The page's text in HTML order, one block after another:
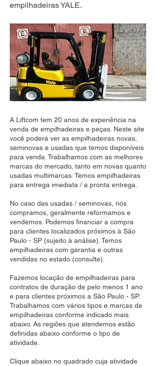
empilhadeiras YALE.
A Liftcom tem 20 anos de experiência na
venda de empilhadeiras e peças. Neste site
você poderá ver as empilhadeiras novas,
seminovas e usadas que temos disponíveis
para venda. Trabalhamos com as melhores
marcas do mercado, tanto em novas quanto
usadas multimarcas. Temos empilhadeiras
para entrega imediata / a pronta entrega.
No caso das usadas / seminovas, nós
compramos, geralmente reformamos e
vendemos. Podemos financiar a compra
para clientes localizados próximos à São
Paulo - SP (sujeito à análise). Temos
empilhadeiras com garantia e outras
vendidas no estado (consulte).
Fazemos locação de empilhadeiras para
contratos de duração de pelo menos 1 ano
e para clientes próximos a São Paulo - SP.
Trabalhamos com vários tipos e marcas de
empilhadeiras conforme indicado mais
abaixo. As regiões que atendemos estão
definidas abaixo conforme o tipo de
atividade.
Clique abaixo no quadrado cuja atividade